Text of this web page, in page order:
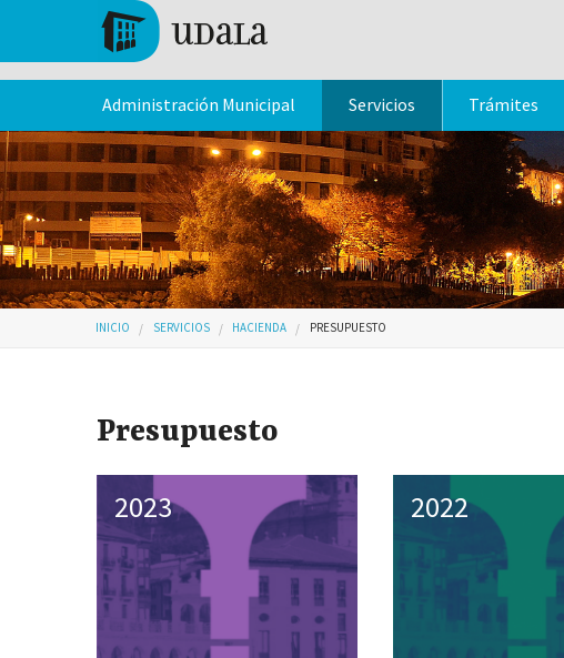
Pasar al contenido principal
Administración Municipal Servicios Trámites
Usted está aquí
INICIO SERVICIOS HACIENDA PRESUPUESTO
Presupuesto
2023 2022